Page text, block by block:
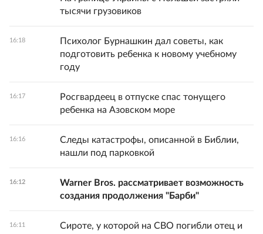
тысячи грузовиков
16:18
Психолог Бурнашкин дал советы, как
подготовить ребенка к новому учебному
году
16:17
Росгвардеец в отпуске спас тонущего
ребенка на Азовском море
16:16
Следы катастрофы, описанной в Библии,
нашли под парковкой
16:12
Warner Bros. рассматривает возможность
создания продолжения "Барби"
16:11
Сироте, у которой на СВО погибли отец и